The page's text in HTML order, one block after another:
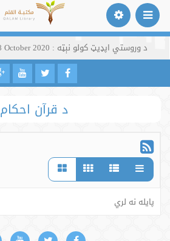
د وروستي اپډیټ کولو نېټه : Wednesday 28 October 2020
د قرآن احکام
پایله نه لري